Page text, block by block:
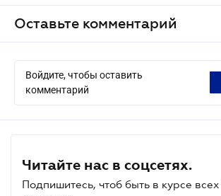
Оставьте комментарий
Войдите, чтобы оставить
комментарий
Читайте нас в соцсетях.
Подпишитесь, чтоб быть в курсе